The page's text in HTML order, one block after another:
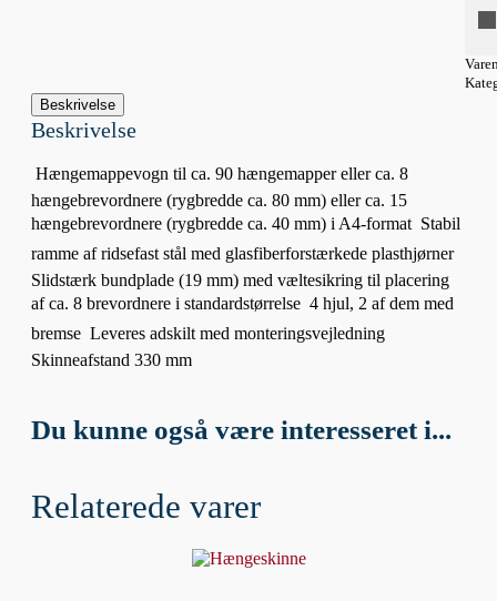
antal
Beskrivelse
Beskrivelse
 Hængemappevogn til ca. 90 hængemapper eller ca. 8
hængebrevordnere (rygbredde ca. 80 mm) eller ca. 15
hængebrevordnere (rygbredde ca. 40 mm) i A4-format  Stabil
ramme af ridsefast stål med glasfiberforstærkede plasthjørner 
Slidstærk bundplade (19 mm) med væltesikring til placering
af ca. 8 brevordnere i standardstørrelse  4 hjul, 2 af dem med
bremse  Leveres adskilt med monteringsvejledning 
Skinneafstand 330 mm
Du kunne også være interesseret i...
Relaterede varer